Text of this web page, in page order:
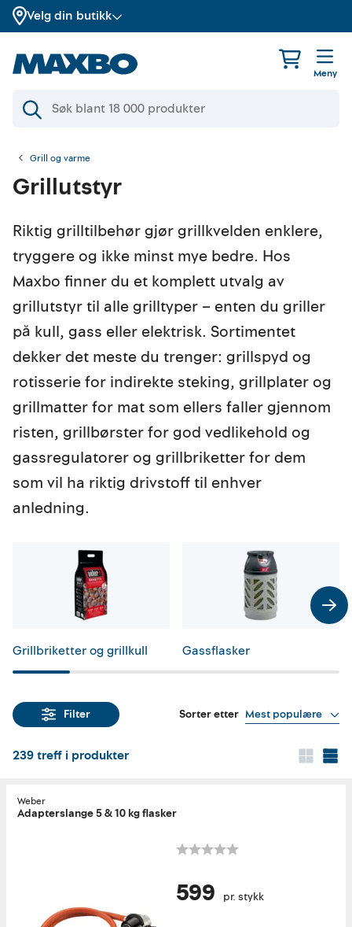
Velg din butikk
Meny
Grill og varme
Grillutstyr
Riktig grilltilbehør gjør grillkvelden enklere,
tryggere og ikke minst mye bedre. Hos
Maxbo finner du et komplett utvalg av
grillutstyr til alle grilltyper – enten du griller
på kull, gass eller elektrisk. Sortimentet
dekker det meste du trenger: grillspyd og
rotisserie for indirekte steking, grillplater og
grillmatter for mat som ellers faller gjennom
risten, grillbørster for god vedlikehold og
gassregulatorer og grillbriketter for dem
som vil ha riktig drivstoff til enhver
anledning.
Grillbriketter og grillkull Gassflasker
Filter Sorter etter Mest populære
239treff i produkter
Weber
Adapterslange 5 & 10 kg flasker
599 pr. stykk